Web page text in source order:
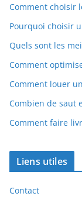
Comment choisir
Pourquoi choisir
Quels sont les
Comment
Comment louer
Combien de saut
Comment faire
Liens utiles
Contact